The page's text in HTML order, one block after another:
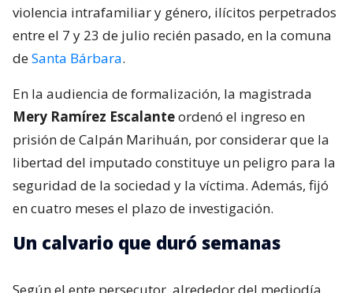
violencia intrafamiliar y género, ilícitos perpetrados
entre el 7 y 23 de julio recién pasado, en la comuna
deSanta Bárbara.
En la audiencia de formalización, la magistrada
Mery Ramírez Escalanteordenó el ingreso en
prisión de Calpán Marihuán, por considerar que la
libertad del imputado constituye un peligro para la
seguridad de la sociedad y la víctima. Además, fijó
en cuatro meses el plazo de investigación.
Un calvario que duró semanas